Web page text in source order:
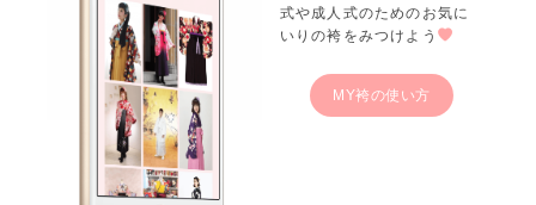
式や成人式のためのお気に
いりの袴をみつけよう
MY袴の使い方